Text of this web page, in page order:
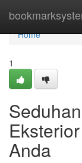
Home
Home
1
Anda